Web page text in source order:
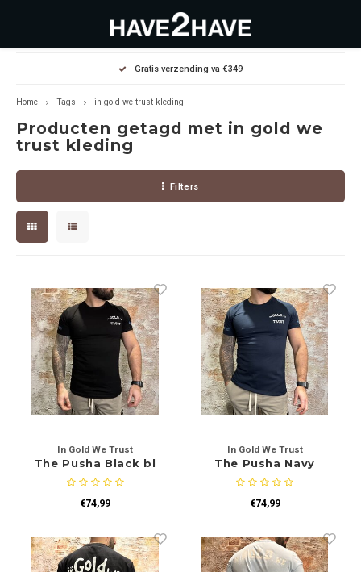
Hoofdmenu / dames
Jassen Diverse
Winterjassen
Jeans
T-shirts
Accessoires
Rokken
Tassen
Body's
Hoofdmenu / heren
Hoodies
Sweaters
Jeans
Joggers
Pullovers
Schoenen
Accessoires
Bodywarmers
Hoofdmenu / outlet deals
Diverse
Heren
Dames
Gratis verzending va €349
Home Tags in gold we trust kleding
Producten getagd met in gold we
trust kleding
Filters
In Gold We Trust
The Pusha Black bl
€74,99
In Gold We Trust
The Pusha Navy
€74,99